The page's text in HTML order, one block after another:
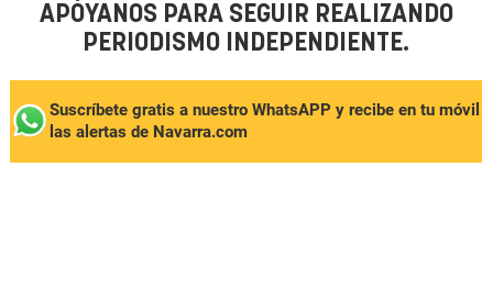
APÓYANOS PARA SEGUIR REALIZANDO
PERIODISMO INDEPENDIENTE.
Suscríbete gratis a nuestro WhatsAPP y recibe en tu móvil
las alertas de Navarra.com